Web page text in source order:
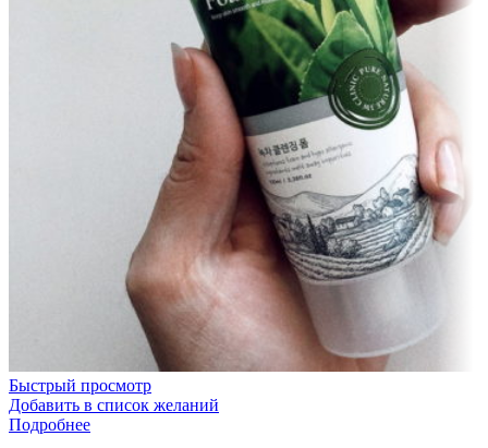
Быстрый просмотр
Добавить в список желаний
Подробнее